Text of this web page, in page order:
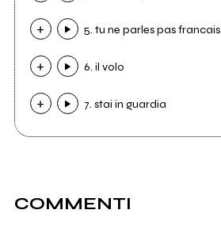
5. tu ne parles pas francais
6. il volo
7. stai in guardia
COMMENTI